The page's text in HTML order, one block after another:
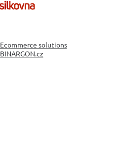
Ecommerce solutions
BINARGON.cz